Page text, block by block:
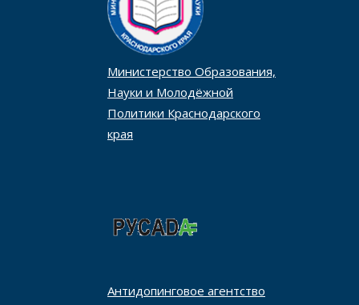
Министерство Образования,
Науки и Молодёжной
Политики Краснодарского
края
Антидопинговое агентство